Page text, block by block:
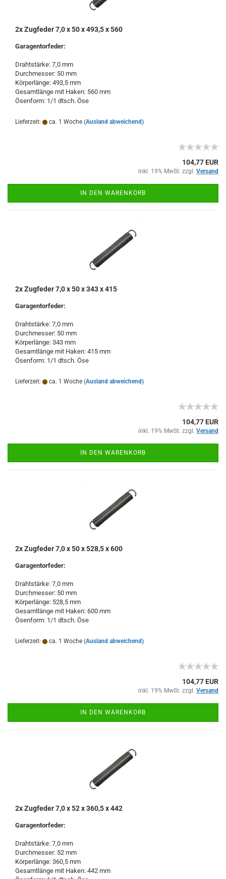
2x Zugfeder 7,0 x 50 x 493,5 x 560
Garagentorfeder:
Drahtstärke: 7,0 mm
Durchmesser: 50 mm
Körperlänge: 493,5 mm
Gesamtlänge mit Haken: 560 mm
Ösenform: 1/1 dtsch. Öse
Lieferzeit: ca. 1 Woche (Ausland abweichend)
104,77 EUR
inkl. 19% MwSt. zzgl. Versand
IN DEN WARENKORB
2x Zugfeder 7,0 x 50 x 343 x 415
Garagentorfeder:
Drahtstärke: 7,0 mm
Durchmesser: 50 mm
Körperlänge: 343 mm
Gesamtlänge mit Haken: 415 mm
Ösenform: 1/1 dtsch. Öse
Lieferzeit: ca. 1 Woche (Ausland abweichend)
104,77 EUR
inkl. 19% MwSt. zzgl. Versand
IN DEN WARENKORB
2x Zugfeder 7,0 x 50 x 528,5 x 600
Garagentorfeder:
Drahtstärke: 7,0 mm
Durchmesser: 50 mm
Körperlänge: 528,5 mm
Gesamtlänge mit Haken: 600 mm
Ösenform: 1/1 dtsch. Öse
Lieferzeit: ca. 1 Woche (Ausland abweichend)
104,77 EUR
inkl. 19% MwSt. zzgl. Versand
IN DEN WARENKORB
2x Zugfeder 7,0 x 52 x 360,5 x 442
Garagentorfeder:
Drahtstärke: 7,0 mm
Durchmesser: 52 mm
Körperlänge: 360,5 mm
Gesamtlänge mit Haken: 442 mm